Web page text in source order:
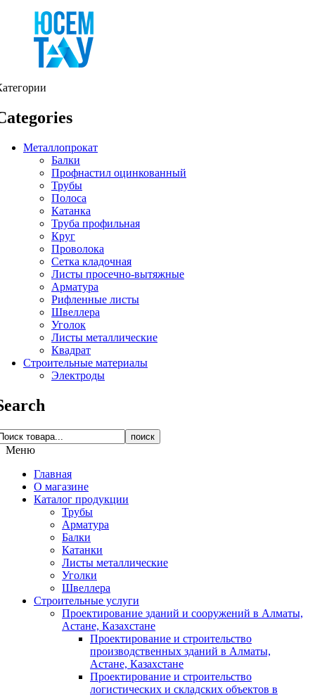
Металлопрокат
Балки
Профнастил оцинкованный
Трубы
Полоса
Катанка
Труба профильная
Круг
Проволока
Сетка кладочная
Листы просечно-вытяжные
Арматура
Рифленные листы
Швеллера
Уголок
Листы металлические
Квадрат
Строительные материалы
Электроды
поиск
Меню
Главная
О магазине
Каталог продукции
Трубы
Арматура
Балки
Катанки
Листы металлические
Уголки
Швеллера
Строительные услуги
Проектирование зданий и сооружений в Алматы,
Астане, Казахстане
Проектирование и строительство
производственных зданий в Алматы,
Астане, Казахстане
Проектирование и строительство
логистических и складских объектов в